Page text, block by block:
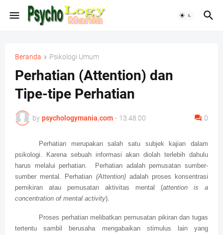
Beranda Psikologi Umum
Perhatian (Attention) dan
Tipe-tipe Perhatian
by psychologymania.com - 13.48.00 0
Perhatian merupakan salah satu subjek kajian dalam
psikologi. Karena sebuah informasi akan diolah terlebih dahulu
harus melalui perhatian. Perhatian adalah pemusatan sumber-
sumber mental. Perhatian (Attention)adalah proses konsentrasi
pemikiran atau pemusatan aktivitas mental (attention is a
concentration of mental activity).
Proses perhatian melibatkan pemusatan pikiran dan tugas
tertentu sambil berusaha mengabaikan stimulus lain yang